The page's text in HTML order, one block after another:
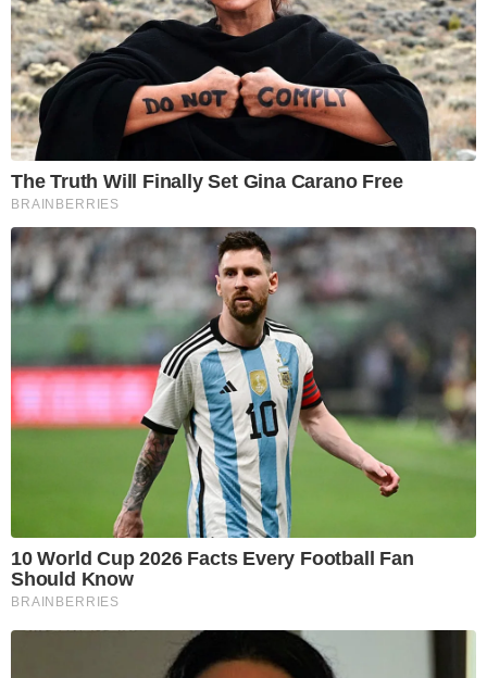
The Truth Will Finally Set Gina Carano Free
BRAINBERRIES
10 World Cup 2026 Facts Every Football Fan
Should Know
BRAINBERRIES